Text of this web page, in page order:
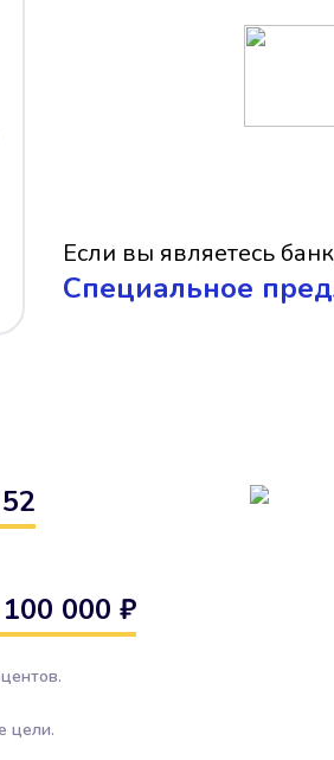
Если вы являетесь
Cпециальное
000 ₽
цели.